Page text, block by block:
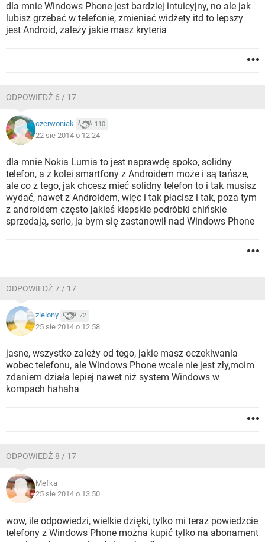
dla mnie Windows Phone jest bardziej intuicyjny, no ale jak
lubisz grzebać w telefonie, zmieniać widżety itd to lepszy
jest Android, zależy jakie masz kryteria
ODPOWIEDŹ 6 / 17
czerwoniak 110
22 sie 2014 o 12:24
dla mnie Nokia Lumia to jest naprawdę spoko, solidny
telefon, a z kolei smartfony z Androidem może i są tańsze,
ale co z tego, jak chcesz mieć solidny telefon to i tak musisz
wydać, nawet z Androidem, więc i tak płacisz i tak, poza tym
z androidem często jakieś kiepskie podróbki chińskie
sprzedają, serio, ja bym się zastanowił nad Windows Phone
ODPOWIEDŹ 7 / 17
zielony 72
25 sie 2014 o 12:58
jasne, wszystko zależy od tego, jakie masz oczekiwania
wobec telefonu, ale Windows Phone wcale nie jest zły,moim
zdaniem działa lepiej nawet niż system Windows w
kompach hahaha
ODPOWIEDŹ 8 / 17
Mefka
25 sie 2014 o 13:50
wow, ile odpowiedzi, wielkie dzięki, tylko mi teraz powiedzcie
telefony z Windows Phone można kupić tylko na abonament